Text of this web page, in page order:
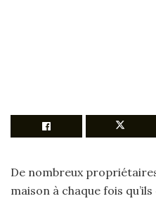
De nombreux
maison à chaque fois